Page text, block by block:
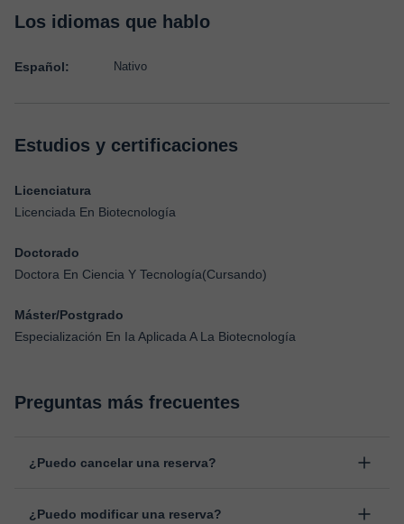
Los idiomas que hablo
Español: Nativo
Estudios y certificaciones
Licenciatura
Licenciada En Biotecnología
Doctorado
Doctora En Ciencia Y Tecnología(Cursando)
Máster/Postgrado
Especialización En Ia Aplicada A La Biotecnología
Preguntas más frecuentes
¿Puedo cancelar una reserva?
antes de la clase, indicando el motivo de cancelación.
¿Puedo modificar una reserva?